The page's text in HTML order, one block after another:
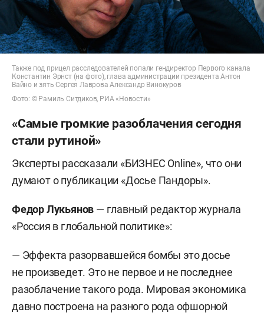
Также под прицел расследователей попали гендиректор Первого канала
Константин Эрнст (на фото), глава администрации президента Антон
Вайно и зять Сергея Лаврова Александр Винокуров
Фото: © Рамиль Ситдиков, РИА «Новости»
«Самые громкие разоблачения сегодня
стали рутиной»
Эксперты рассказали «БИЗНЕС Online», что они
думают о публикации «Досье Пандоры».
Федор Лукьянов — главный редактор журнала
«Россия в глобальной политике»:
— Эффекта разорвавшейся бомбы это досье
не произведет. Это не первое и не последнее
разоблачение такого рода. Мировая экономика
давно построена на разного рода офшорной